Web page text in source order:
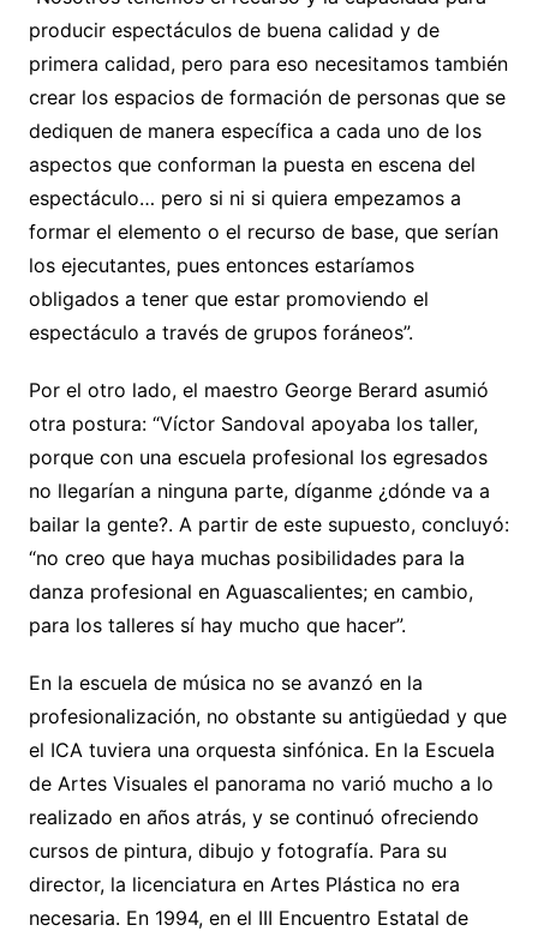
producir espectáculos de buena calidad y de
primera calidad, pero para eso necesitamos también
crear los espacios de formación de personas que se
dediquen de manera específica a cada uno de los
aspectos que conforman la puesta en escena del
espectáculo… pero si ni si quiera empezamos a
formar el elemento o el recurso de base, que serían
los ejecutantes, pues entonces estaríamos
obligados a tener que estar promoviendo el
espectáculo a través de grupos foráneos”.
Por el otro lado, el maestro George Berard asumió
otra postura: “Víctor Sandoval apoyaba los taller,
porque con una escuela profesional los egresados
no llegarían a ninguna parte, díganme ¿dónde va a
bailar la gente?. A partir de este supuesto, concluyó:
“no creo que haya muchas posibilidades para la
danza profesional en Aguascalientes; en cambio,
para los talleres sí hay mucho que hacer”.
En la escuela de música no se avanzó en la
profesionalización, no obstante su antigüedad y que
el ICA tuviera una orquesta sinfónica. En la Escuela
de Artes Visuales el panorama no varió mucho a lo
realizado en años atrás, y se continuó ofreciendo
cursos de pintura, dibujo y fotografía. Para su
director, la licenciatura en Artes Plástica no era
necesaria. En 1994, en el III Encuentro Estatal de